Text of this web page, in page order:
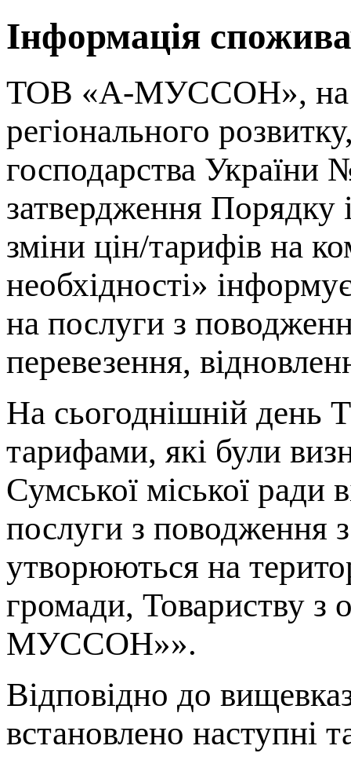
Інформація
ТОВ «А-МУССОН», на
регіонального
господарства
затвердження Порядку
зміни цін/тарифів на
необхідності»
на послуги з
перевезення,
На сьогоднішній
тарифами, які були
Сумської міської
послуги з поводження
утворюються на
громади, Товариству з
МУССОН»».
Відповідно до
встановлено наступні